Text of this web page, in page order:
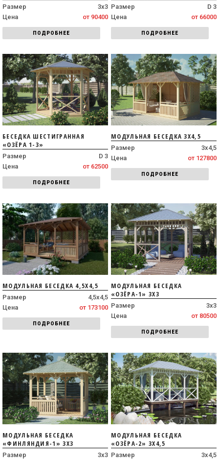
Размер
3х3
Цена
от 90400
ПОДРОБНЕЕ
Размер
D 3
Цена
от 66000
ПОДРОБНЕЕ
БЕСЕДКА ШЕСТИГРАННАЯ
«ОЗЁРА 1-3»
Размер
D 3
Цена
от 62500
ПОДРОБНЕЕ
МОДУЛЬНАЯ БЕСЕДКА 3Х4,5
Размер
3х4,5
Цена
от 127800
ПОДРОБНЕЕ
МОДУЛЬНАЯ БЕСЕДКА 4,5Х4,5
Размер
4,5х4,5
Цена
от 173100
ПОДРОБНЕЕ
МОДУЛЬНАЯ БЕСЕДКА
«ОЗЁРА-1» 3Х3
Размер
3х3
Цена
от 80500
ПОДРОБНЕЕ
МОДУЛЬНАЯ БЕСЕДКА
«ФИНЛЯНДИЯ-1» 3Х3
Размер 3х3
МОДУЛЬНАЯ БЕСЕДКА
«ОЗЁРА-2» 3Х4,5
Размер 3х4,5